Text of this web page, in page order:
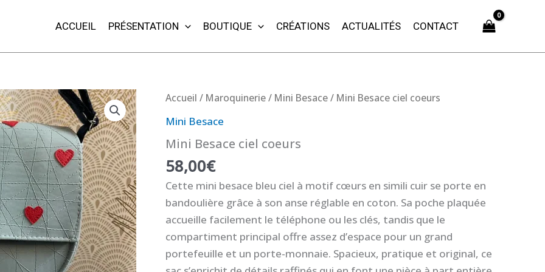
ACCUEIL PRÉSENTATION BOUTIQUE CRÉATIONS ACTUALITÉS CONTACT
Accueil / Maroquinerie/ Mini Besace/ Mini Besace ciel coeurs
Mini Besace
Mini Besace ciel coeurs
58,00€
Cette mini besace bleu ciel à motif cœurs en simili cuir se porte en
bandoulière grâce à son anse réglable en coton. Sa poche plaquée
accueille facilement le téléphone ou les clés, tandis que le
compartiment principal offre assez d’espace pour un grand
portefeuille et un porte-monnaie. Spacieux, pratique et original, ce
quantité
Besace
ciel
coeurs